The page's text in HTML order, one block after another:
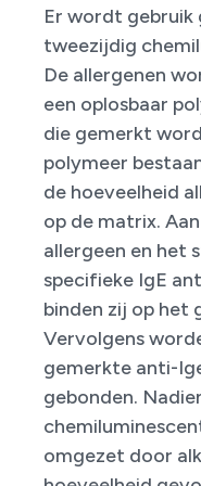
​Er wordt gebruik
tweezijdig
De allergenen
een oplosbaar
die gemerkt
polymeer
de hoeveelheid
op de matrix.
allergeen en het
specifieke IgE
binden zij op het
Vervolgens
gemerkte anti-
gebonden.
omgezet door